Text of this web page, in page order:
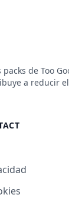
de Too
a reducir